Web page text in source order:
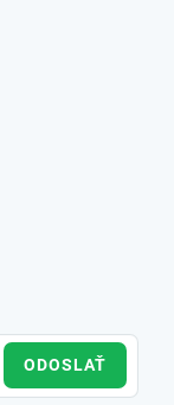
ODOSLAŤ